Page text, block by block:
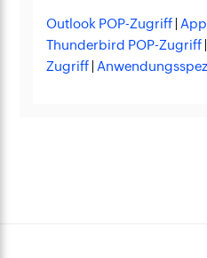
Outlook POP-Zugriff
Thunderbird POP-Zugriff
Zugriff